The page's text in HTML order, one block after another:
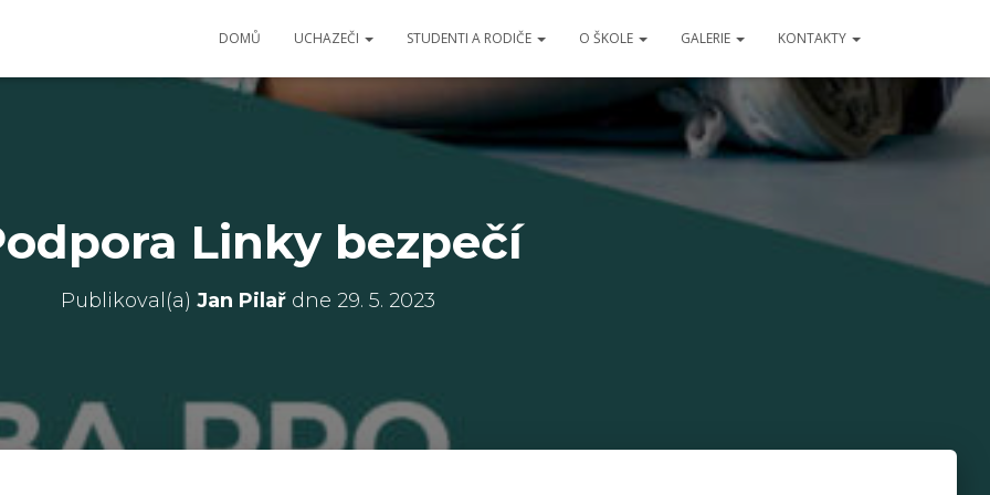
DOMŮ UCHAZEČI STUDENTI A RODIČE O ŠKOLE GALERIE KONTAKTY
Linky bezpečí
Publikoval(a) Jan Pilařdne 29. 5. 2023